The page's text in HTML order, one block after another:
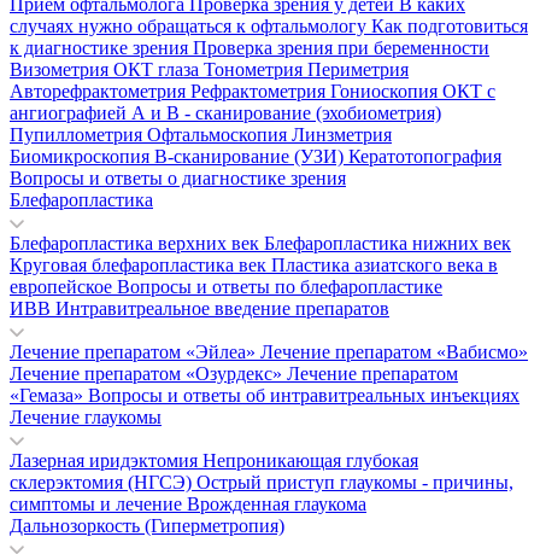
Прием офтальмолога Проверка зрения у детей В каких
случаях нужно обращаться к офтальмологу Как подготовиться
к диагностике зрения Проверка зрения при беременности
Визометрия ОКТ глаза Тонометрия Периметрия
Авторефрактометрия Рефрактометрия Гониоскопия ОКТ с
ангиографией А и В - сканирование (эхобиометрия)
Пупиллометрия Офтальмоскопия Линзметрия
Биомикроскопия В-сканирование (УЗИ) Кератотопография
Вопросы и ответы о диагностике зрения
Блефаропластика
Блефаропластика верхних век Блефаропластика нижних век
Круговая блефаропластика век Пластика азиатского века в
европейское Вопросы и ответы по блефаропластике
ИВВ Интравитреальное введение препаратов
Лечение препаратом «Эйлеа» Лечение препаратом «Вабисмо»
Лечение препаратом «Озурдекс» Лечение препаратом
«Гемаза» Вопросы и ответы об интравитреальных инъекциях
Лечение глаукомы
Лазерная иридэктомия Непроникающая глубокая
склерэктомия (НГСЭ) Острый приступ глаукомы - причины,
симптомы и лечение Врожденная глаукома
Дальнозоркость (Гиперметропия)